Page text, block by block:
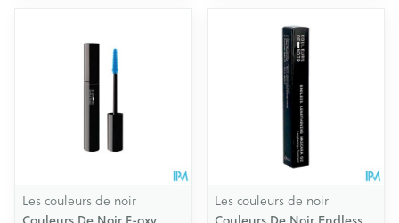
Les couleurs de noir Les couleurs de noir